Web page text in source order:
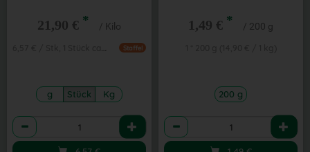
21,90 € * / Kilo
6,57 € / Stk, 1 Stück ca. 300g Staffel
g Stück Kg
Anzahl
1,49 € * / 200 g
200 g
Anzahl